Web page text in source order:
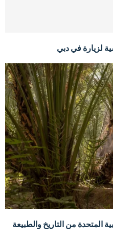
لزيارة في دبي
المتحدة من التاريخ والطبيعة